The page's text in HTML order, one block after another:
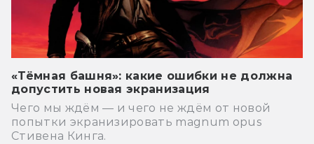
«Тёмная башня»: какие ошибки не должна
допустить новая экранизация
Чего мы ждём — и чего не ждём от новой
попытки экранизировать magnum opus
Стивена Кинга.